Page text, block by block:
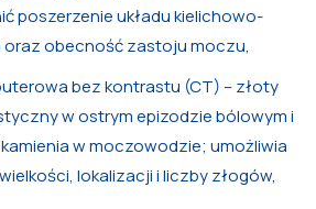
poszerzenie układu kielichowo-
obecność zastoju moczu,
bez kontrastu (CT) – złoty
w ostrym epizodzie bólowym i
w moczowodzie; umożliwia
lokalizacji i liczby złogów,